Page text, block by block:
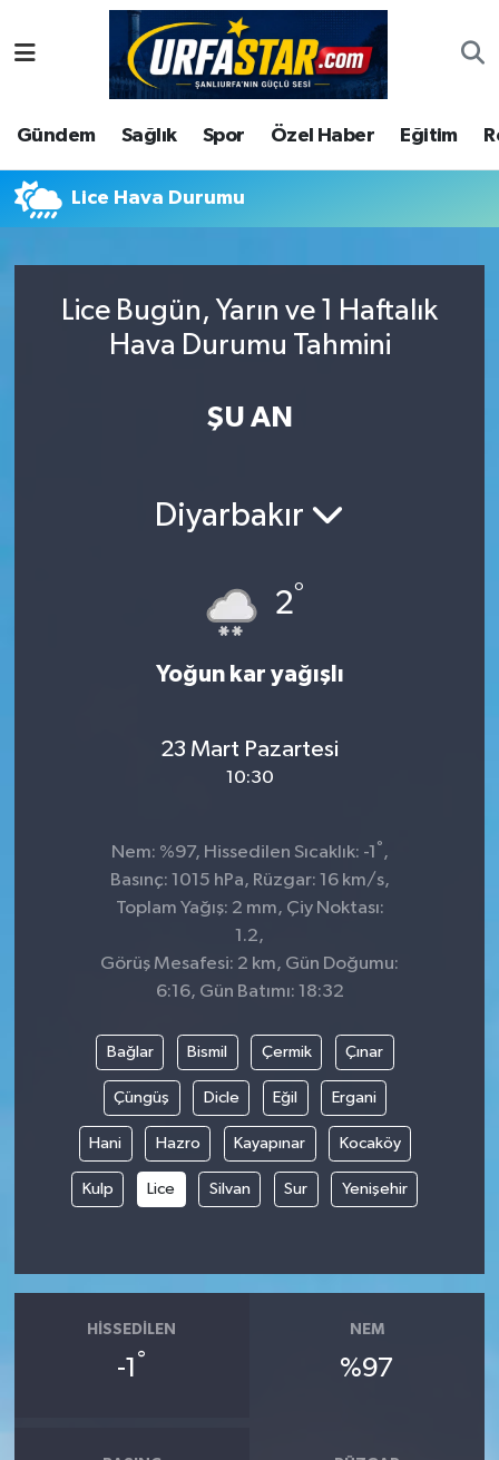
Gündem Sağlık Spor Özel Haber Eğitim
Lice Hava Durumu
Lice Bugün, Yarın ve 1 Haftalık
Hava Durumu Tahmini
ŞU AN
Diyarbakır
2°
Yoğun kar yağışlı
23 Mart Pazartesi
10:30
Nem: %97, Hissedilen Sıcaklık: -1 ° ,
Basınç: 1015 hPa, Rüzgar: 16 km/s,
Toplam Yağış: 2 mm, Çiy Noktası:
1.2,
Görüş Mesafesi: 2 km, Gün Doğumu:
6:16, Gün Batımı: 18:32
Bağlar Bismil Çermik Çınar
Çüngüş Dicle Eğil Ergani
Hani Hazro Kayapınar Kocaköy
Kulp Lice Silvan Sur Yenişehir
HISSEDILEN
-1 °
NEM
%97
ASAYİS
ÇEVRE
DUNYA
Ekonomi
Şanlıurfa Nöbetçi Eczaneler
Şanlıurfa Hava Durumu
Şanlıurfa Namaz Vakitleri
Süper Lig Puan Durumu ve Fikstür
Son Dakika Haberleri